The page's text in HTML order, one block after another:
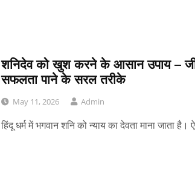
शनिदेव को खुश करने के आसान उपाय –
सफलता पाने के सरल तरीके
May 11, 2026 Admin
हिंदू धर्म में भगवान शनि को न्याय का देवता माना जाता है।